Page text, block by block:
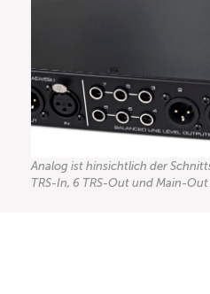
Analog ist hinsichtlich der
TRS-In, 6 TRS-Out und Main-Out